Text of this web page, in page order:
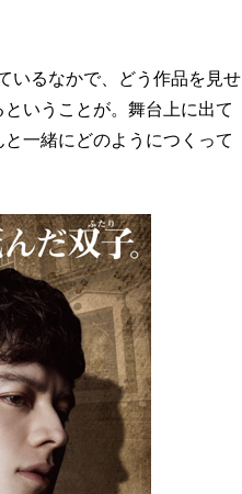
いるなかで、どう作品を見せ
いうことが。舞台上に出て
一緒にどのようにつくって